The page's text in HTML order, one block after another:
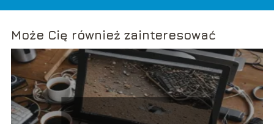
Może Cię również zainteresować